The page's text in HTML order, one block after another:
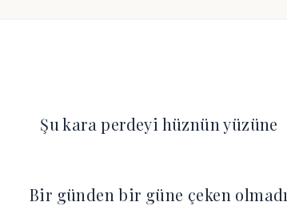
Şu kara perdeyi hüznün yüzüne
Bir günden bir güne çeken olmadı